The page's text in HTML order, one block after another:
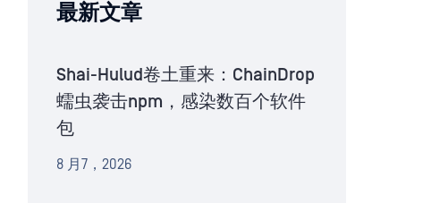
最新文章
Shai-Hulud卷土重来：ChainDrop
蠕虫袭击npm，感染数百个软件
包
8 月7，2026